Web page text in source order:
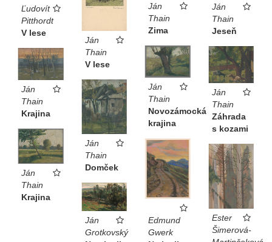
Ľudovít
Pitthordt
V lese
Ján
Thain
V lese
Ján
Thain
Zima
Ján
Thain
Jeseň
Ján
Thain
Novozámocká
krajina
Ján
Thain
Záhrada
s kozami
Ján
Thain
Krajina
Ján
Thain
Domček
Ján
Thain
Krajina
Edmund
Gwerk
Ester
Šimerová-
Ján
Grotkovský